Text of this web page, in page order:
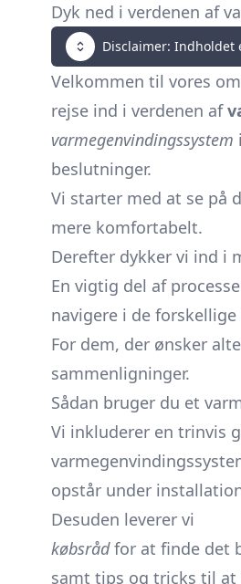
Dyk ned i verdenen af
Disclaimer: Indholdet
Velkommen til vores
rejse ind i verdenen af
varmegenvindingssystem
beslutninger.
Vi starter med at se på
mere komfortabelt.
Derefter dykker vi ind i
En vigtig del af
navigere i de
For dem, der ønsker
sammenligninger.
Sådan bruger du et
Vi inkluderer en trinvis
opstår under
Desuden leverer vi
købsrådfor at finde det
samt tips og tricks til